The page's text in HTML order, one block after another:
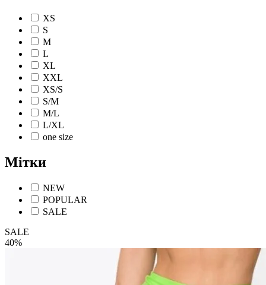
XS
S
M
L
XL
XXL
XS/S
S/M
M/L
L/XL
one size
Мітки
NEW
POPULAR
SALE
SALE
40%